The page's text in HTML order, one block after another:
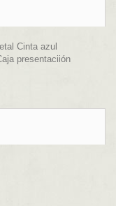
Cinta azul
presentaciión